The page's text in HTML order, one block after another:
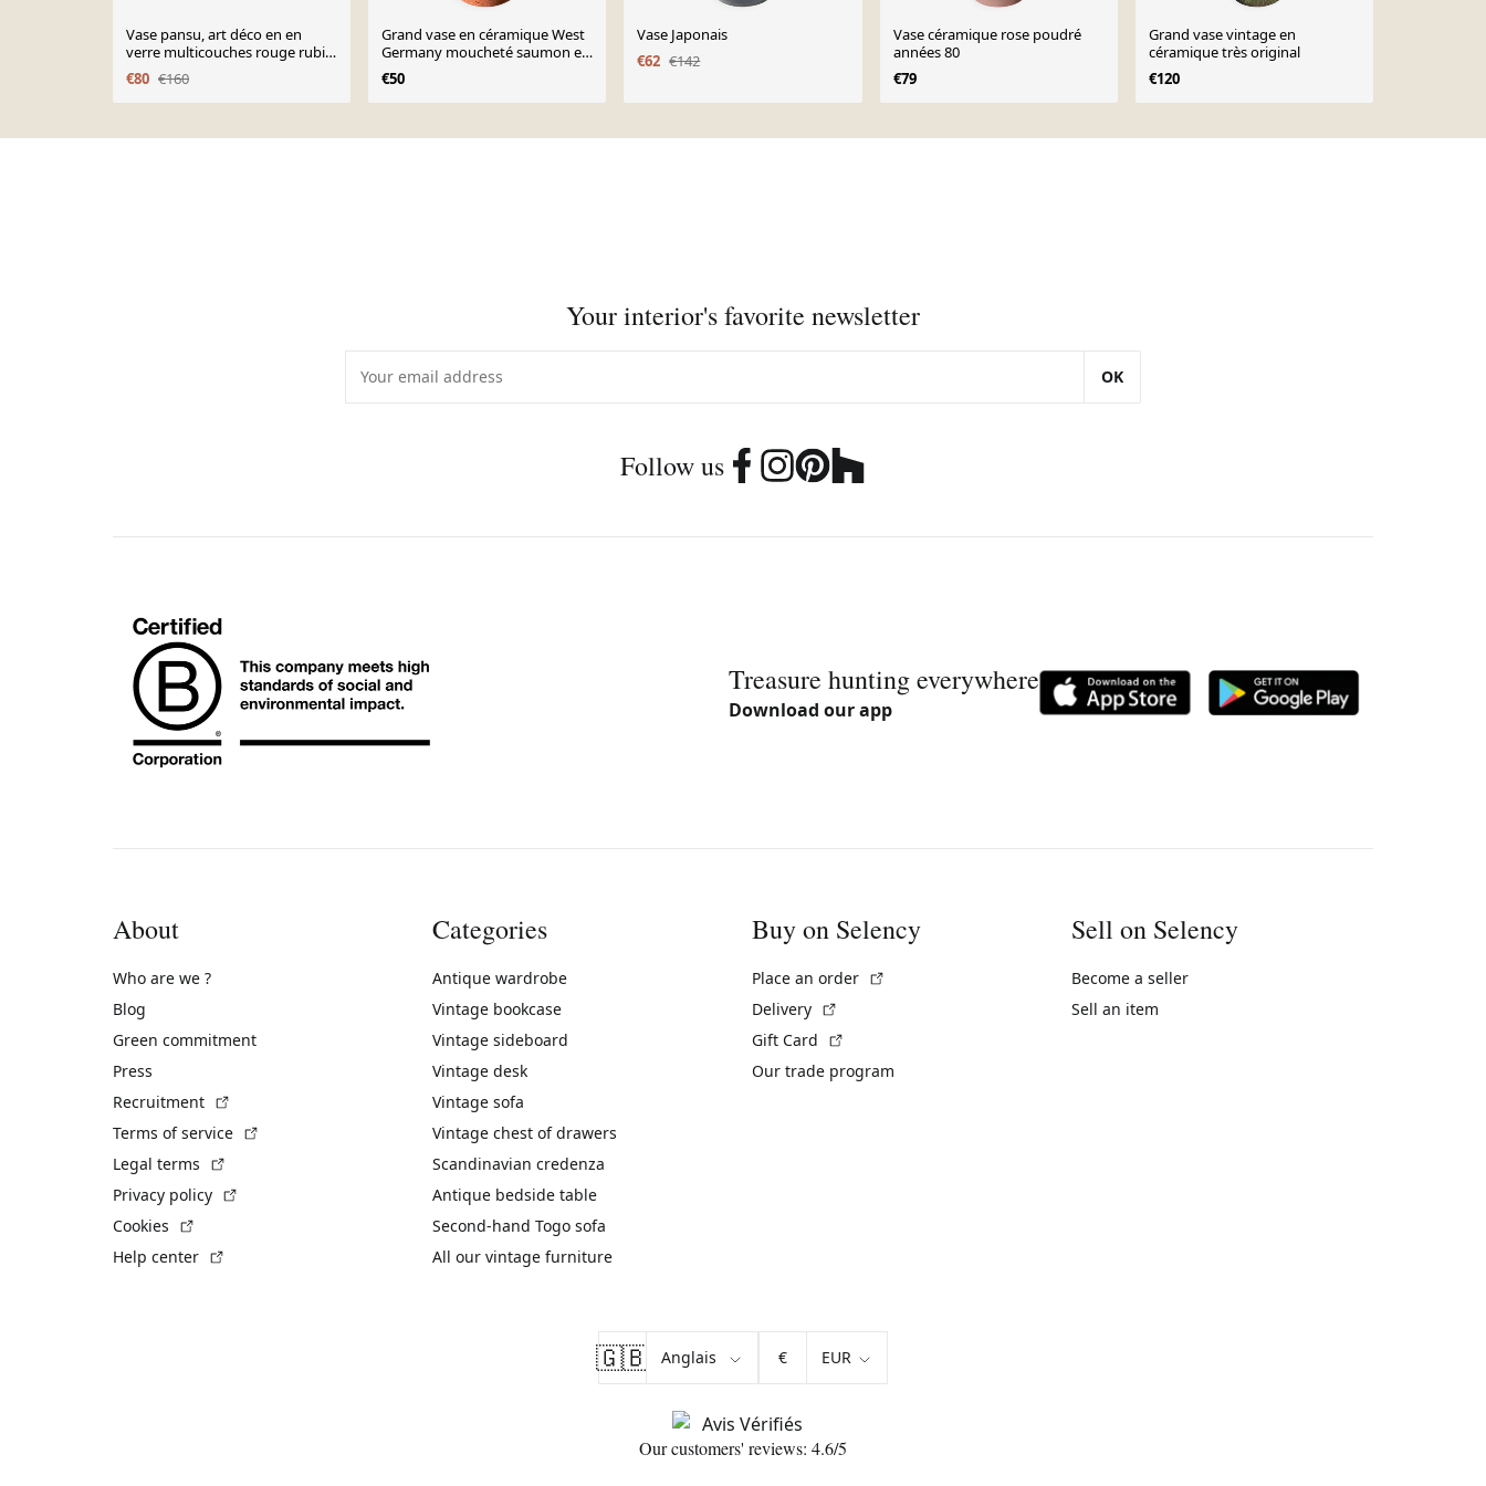
Vase pansu, art déco en en
verre multicouches rouge rubis
moucheté, intérieur blanc
€80 €160
Grand vase en céramique West
Germany moucheté saumon et
noir
€50
Vase Japonais
€62 €142
Vase céramique rose poudré
années 80
€79
Grand vase vintage en
céramique très original
€120
Your interior's favorite newsletter
OK
Follow us
Treasure hunting everywhere
Download our app
About
Who are we ?
Blog
Green commitment
Press
Recruitment
Terms of service
Legal terms
Privacy policy
Cookies
Help center
Categories
Antique wardrobe
Vintage bookcase
Vintage sideboard
Vintage desk
Vintage sofa
Vintage chest of drawers
Scandinavian credenza
Antique bedside table
Second-hand Togo sofa
All our vintage furniture
Buy on Selency
Place an order
Delivery
Gift Card
Our trade program
Sell on Selency
Become a seller
Sell an item
🇬🇧 €
Our customers' reviews: 4.6/5